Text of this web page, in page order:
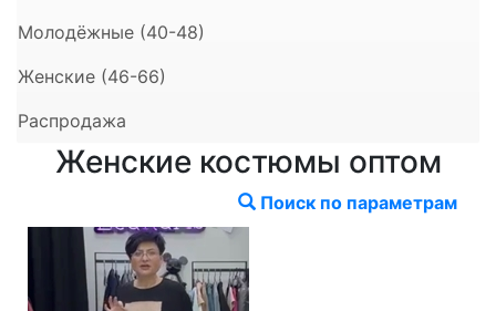
Молодёжные (40-48)
Женские (46-66)
Распродажа
Женские костюмы оптом
Поиск по параметрам